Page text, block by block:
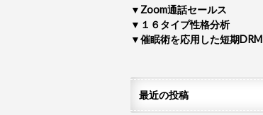
▼Zoom通話セールス
▼１６タイプ性格分析
▼催眠術を応用した短期DRM
最近の投稿